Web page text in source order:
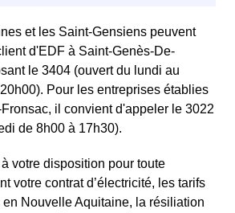
et les Saint-Gensiens peuvent
d'EDF à Saint-Genès-De-
le 3404 (ouvert du lundi au
Pour les entreprises établies
il convient d'appeler le 3022
de 8h00 à 17h30).
votre disposition pour toute
votre contrat d’électricité, les tarifs
Nouvelle Aquitaine, la résiliation